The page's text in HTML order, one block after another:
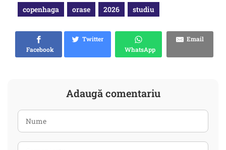
copenhaga orase 2026 studiu
Facebook
Twitter
WhatsApp
Email
Adaugă comentariu